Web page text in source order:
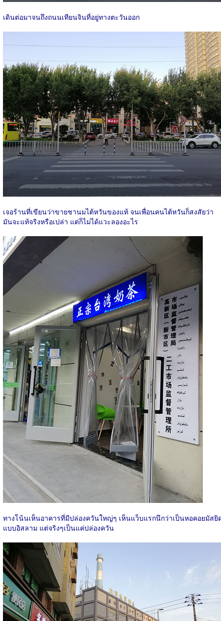
เดินต่อมาจนถึงถนนเทียนจินที่อยู่ทางตะวันออก
เจอร้านที่เขียนว่าขายชานมไต้หวันของแท้ จนเพื่อนคนไต้หวันก็สงสัยว่า
มันจะแท้จริงหรือเปล่า แต่ก็ไม่ได้แวะลองอะไร
ทางโน้นเห็นอาคารที่มีปล่องควันใหญ่ๆ เห็นแว็บแรกนึกว่าเป็นหอคอยมัสยิ
แบบอิสลาม แต่จริงๆเป็นแค่ปล่องควัน